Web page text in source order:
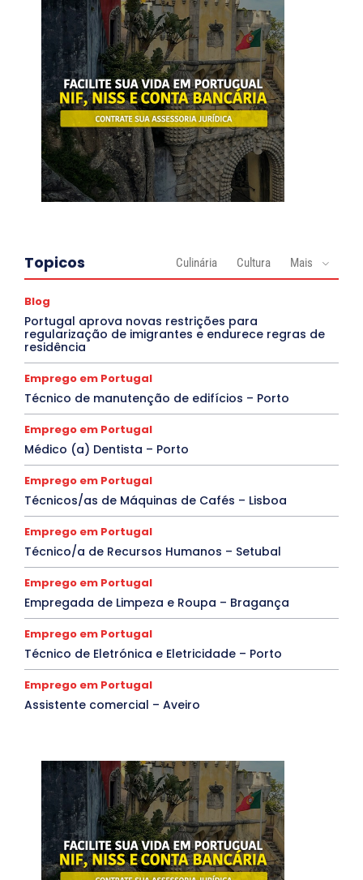
Topicos Culinária Cultura Mais
Blog
Portugal aprova novas restrições para
regularização de imigrantes e endurece regras de
residência
Emprego em Portugal
Técnico de manutenção de edifícios – Porto
Emprego em Portugal
Médico (a) Dentista – Porto
Emprego em Portugal
Técnicos/as de Máquinas de Cafés – Lisboa
Emprego em Portugal
Técnico/a de Recursos Humanos – Setubal
Emprego em Portugal
Empregada de Limpeza e Roupa – Bragança
Emprego em Portugal
Técnico de Eletrónica e Eletricidade – Porto
Emprego em Portugal
Assistente comercial – Aveiro